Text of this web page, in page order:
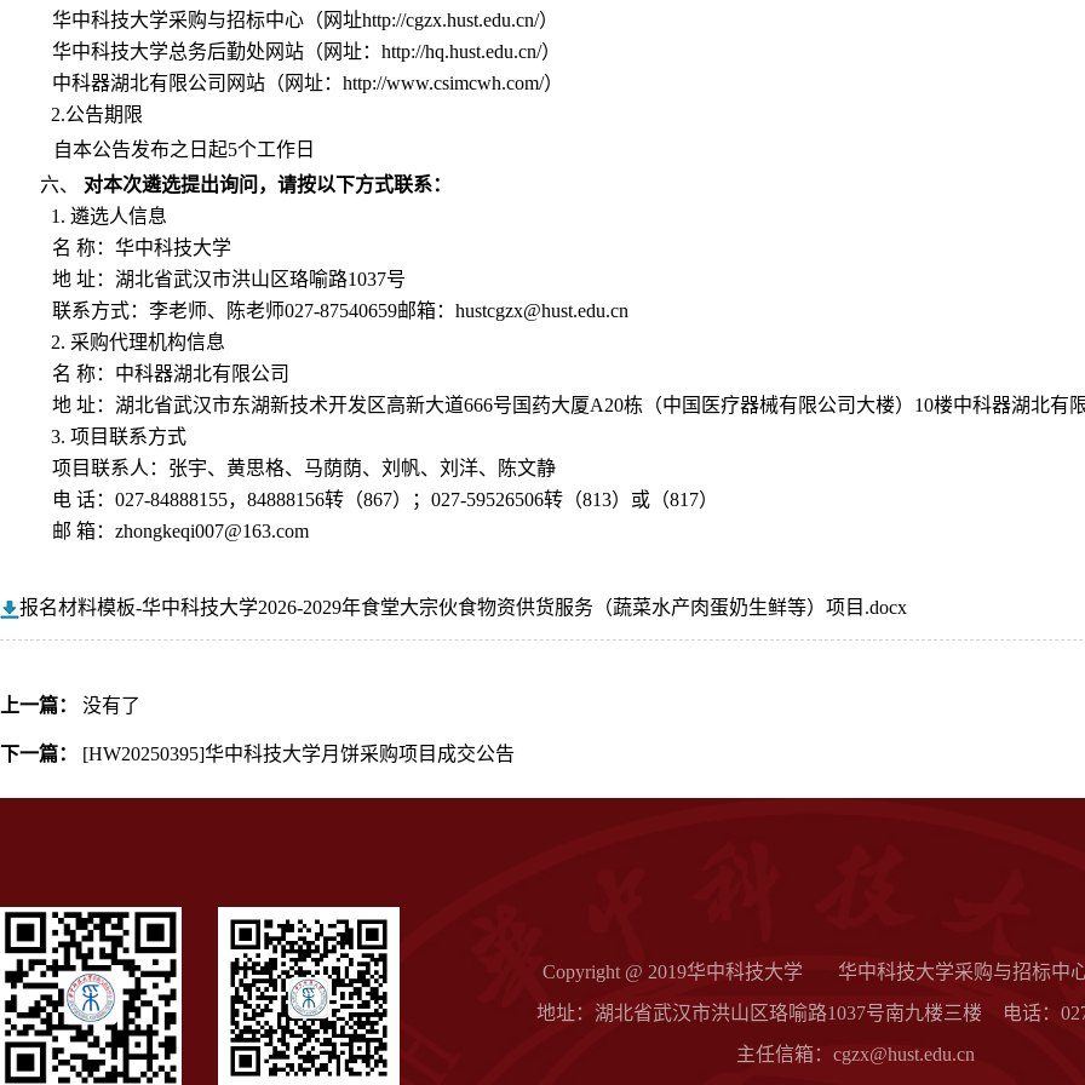
华中科技大学采购与招标中心（网址http://cgzx.hust.edu.cn/）
华中科技大学总务后勤处网站（网址：http://hq.hust.edu.cn/）
中科器湖北有限公司网站（网址：http://www.csimcwh.com/）
2.公告期限
自本公告发布之日起5个工作日
六、 对本次遴选提出询问，请按以下方式联系：
1. 遴选人信息
名 称：华中科技大学
地 址：湖北省武汉市洪山区珞喻路1037号
联系方式：李老师、陈老师027-87540659邮箱：hustcgzx@hust.edu.cn
2. 采购代理机构信息
名 称：中科器湖北有限公司
地 址：湖北省武汉市东湖新技术开发区高新大道666号国药大厦A20栋（中国医疗器械有限公司大楼）10楼中科器湖北有
3. 项目联系方式
项目联系人：张宇、黄思格、马荫荫、刘帆、刘洋、陈文静
电 话：027-84888155，84888156转（867）；027-59526506转（813）或（817）
邮 箱： zhongkeqi007@163.com
报名材料模板-华中科技大学2026-2029年食堂大宗伙食物资供货服务（蔬菜水产肉蛋奶生鲜等）项目.docx
上一篇： 没有了
下一篇： [HW20250395]华中科技大学月饼采购项目成交公告
Copyright @ 2019华中科技大学
华中科技大学采购与招标中
地址：湖北省武汉市洪山区珞喻路1037号南九楼三楼
电话：
主任信箱：cgzx@hust.edu.cn